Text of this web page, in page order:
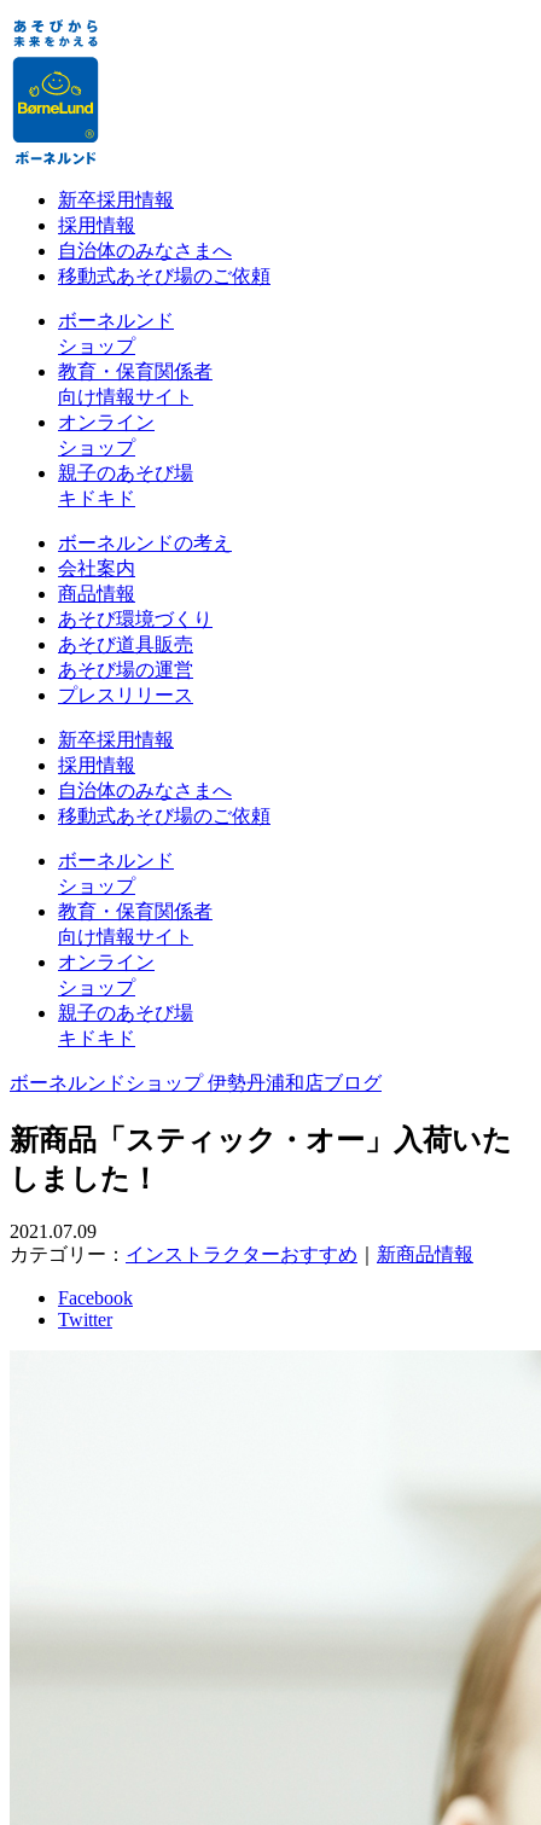
新卒採用情報
採用情報
自治体のみなさまへ
移動式あそび場のご依頼
ボーネルンド
ショップ
教育・保育関係者
向け情報サイト
オンライン
ショップ
親子のあそび場
キドキド
ボーネルンドの考え
会社案内
商品情報
あそび環境づくり
あそび道具販売
あそび場の運営
プレスリリース
新卒採用情報
採用情報
自治体のみなさまへ
移動式あそび場のご依頼
ボーネルンド
ショップ
教育・保育関係者
向け情報サイト
オンライン
ショップ
親子のあそび場
キドキド
ボーネルンドショップ 伊勢丹浦和店ブログ
新商品「スティック・オー」入荷いた
しました！
2021.07.09
カテゴリー： インストラクターおすすめ 新商品情報
Facebook
Twitter